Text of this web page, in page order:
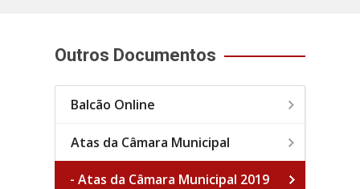
Outros Documentos
Balcão Online
Atas da Câmara Municipal
- Atas da Câmara Municipal 2019